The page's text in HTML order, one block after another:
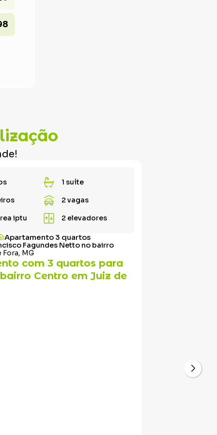
1 suíte
2 vagas
iptu 2 elevadores
Apartamento 3 quartos
Fagundes Netto no bairro
Fora, MG
com 3 quartos para
Centro em Juiz de